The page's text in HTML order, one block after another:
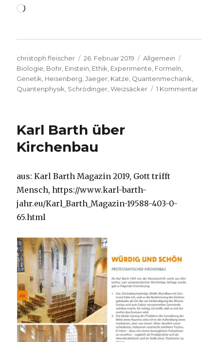
Wird
Autor
christoph.fleischer
Veröffentlicht
am
26. Februar 2019 Kategorien
Allgemein
Biologie, Bohr, Einstein, Ethik, Experimente, Formeln,
Genetik, Heisenberg,Jaeger, Katze, Quantenmechanik,
Quantenphysik, Schrödinger,Weizsäcker 1 Kommentarzu
Karl Barth über
Kirchenbau
aus: Karl Barth Magazin 2019, Gott trifft
Mensch, https://www.karl-barth-
jahr.eu/Karl_Barth_Magazin-19588-403-0-
65.html